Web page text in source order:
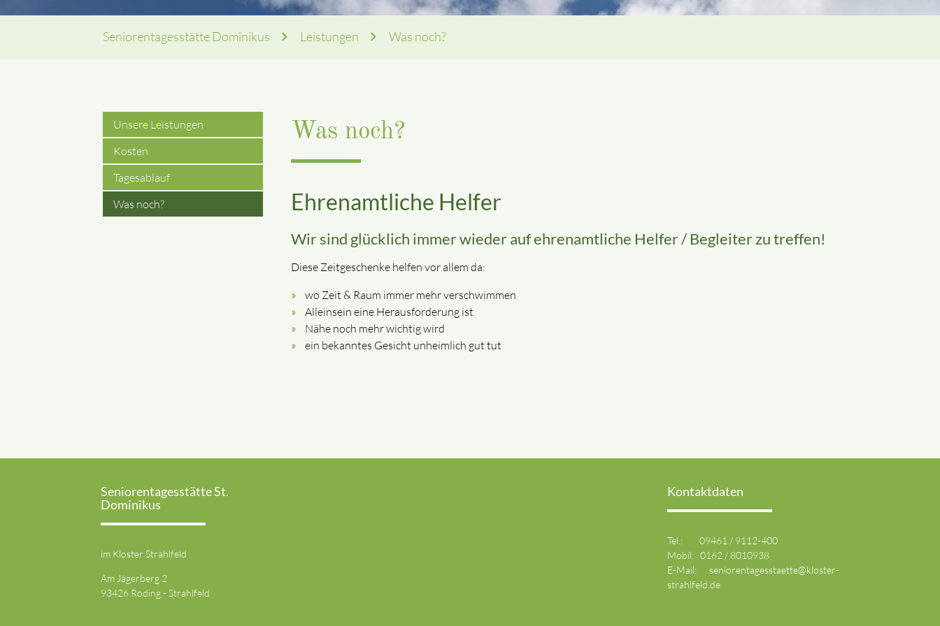
Seniorentagesstätte Dominikus Leistungen Was noch?
Was noch?
Ehrenamtliche Helfer
Wir sind glücklich immer wieder auf ehrenamtliche Helfer / Begleiter zu treffen!
Diese Zeitgeschenke helfen vor allem da:
wo Zeit & Raum immer mehr verschwimmen
Alleinsein eine Herausforderung ist
Nähe noch mehr wichtig wird
ein bekanntes Gesicht unheimlich gut tut
Unsere Leistungen
Kosten
Tagesablauf
Was noch?
Seniorentagesstätte St.
Dominikus
im Kloster Strahlfeld
Am Jägerberg 2
93426 Roding - Strahlfeld
Kontaktdaten
Tel.: 09461 / 9112-400
Mobil: 0162 / 8010938
E-Mail: seniorentagesstaette@kloster-
strahlfeld.de